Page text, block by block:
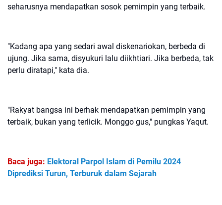
seharusnya mendapatkan sosok pemimpin yang terbaik.
"Kadang apa yang sedari awal diskenariokan, berbeda di
ujung. Jika sama, disyukuri lalu diikhtiari. Jika berbeda, tak
perlu diratapi," kata dia.
"Rakyat bangsa ini berhak mendapatkan pemimpin yang
terbaik, bukan yang terlicik. Monggo gus," pungkas Yaqut.
Baca juga: Elektoral Parpol Islam di Pemilu 2024
Diprediksi Turun, Terburuk dalam Sejarah